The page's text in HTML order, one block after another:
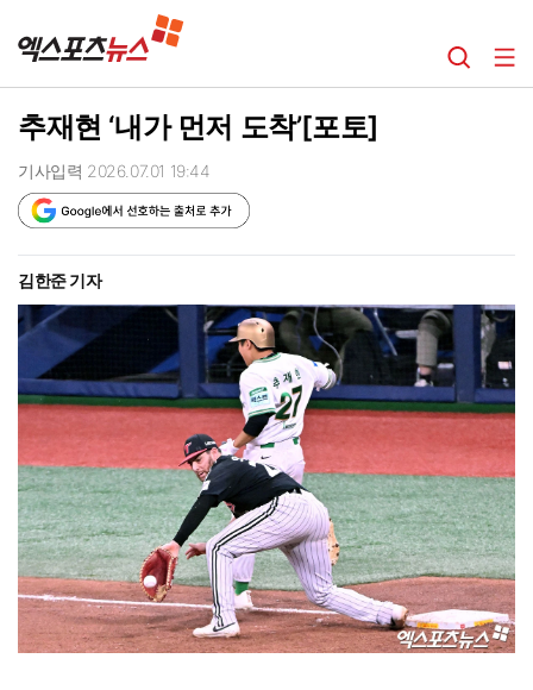
추재현 ‘내가 먼저 도착’[포토]
기사입력 2026.07.01 19:44
김한준 기자